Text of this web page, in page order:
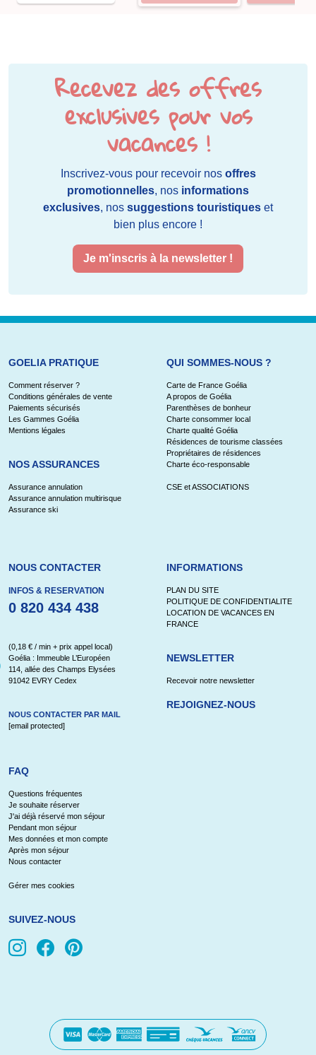
Recevez des offres
exclusives pour vos
vacances !
Inscrivez-vous pour recevoir nos offres
promotionnelles, nos informations
exclusives, nos suggestions touristiques et
bien plus encore !
Je m'inscris à la newsletter !
GOELIA PRATIQUE
Comment réserver ?
Conditions générales de vente
Paiements sécurisés
Les Gammes Goélia
Mentions légales
NOS ASSURANCES
Assurance annulation
Assurance annulation multirisque
Assurance ski
QUI SOMMES-NOUS ?
Carte de France Goélia
A propos de Goélia
Parenthèses de bonheur
Charte consommer local
Charte qualité Goélia
Résidences de tourisme classées
Propriétaires de résidences
Charte éco-responsable
CSE et ASSOCIATIONS
NOUS CONTACTER
INFOS & RESERVATION
0 820 434 438
(0,18 € / min + prix appel local)
Goélia : Immeuble L’Européen
114, allée des Champs Elysées
91042 EVRY Cedex
NOUS CONTACTER PAR MAIL
[email protected]
INFORMATIONS
PLAN DU SITE
POLITIQUE DE CONFIDENTIALITE
LOCATION DE VACANCES EN
FRANCE
NEWSLETTER
Recevoir notre newsletter
REJOIGNEZ-NOUS
FAQ
Questions fréquentes
Je souhaite réserver
J'ai déjà réservé mon séjour
Pendant mon séjour
Mes données et mon compte
Après mon séjour
Nous contacter
Gérer mes cookies
SUIVEZ-NOUS